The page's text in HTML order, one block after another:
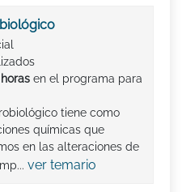
en el programa para
tiene como
químicas que
en las alteraciones de
ver temario